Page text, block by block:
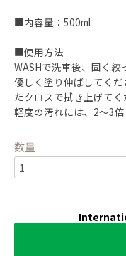
■内容量：500ml
■使用方法
WASHで洗車後、固く絞
優しく塗り伸ばしてく
たクロスで拭き上げてく
軽度の汚れには、2〜3
数量